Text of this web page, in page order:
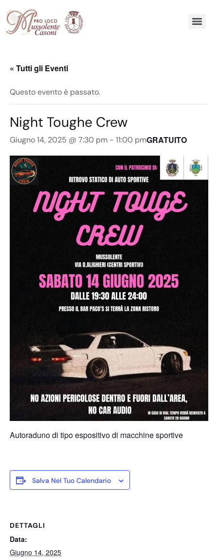
« Tutti gli Eventi
Questo evento è passato.
Night Toughe Crew
Giugno 14, 2025 @ 7:30 pm - 11:00 pmGRATUITO
Autoraduno di tipo espositivo di macchine sportive
Salva Nel Tuo Calendario
DETTAGLI
Data:
Giugno 14, 2025